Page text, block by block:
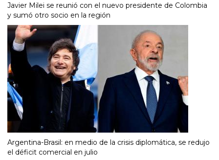
Javier Milei se reunió con el nuevo presidente de Colombia
y sumó otro socio en la región
Argentina-Brasil: en medio de la crisis diplomática, se redujo
el déficit comercial en julio